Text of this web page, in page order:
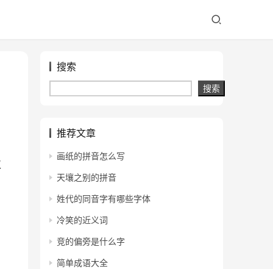
搜索
搜索
推荐文章
画纸的拼音怎么写
天壤之别的拼音
姓代的同音字有哪些字体
冷笑的近义词
竞的偏旁是什么字
简单成语大全